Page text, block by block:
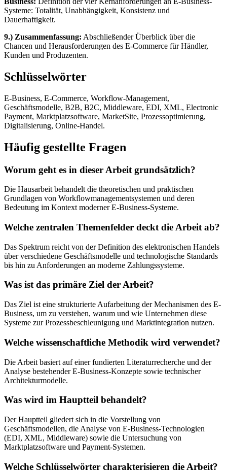
Systeme: Totalität, Unabhängigkeit, Konsistenz und
Dauerhaftigkeit.
9.) Zusammenfassung: Abschließender Überblick über die
Chancen und Herausforderungen des E-Commerce für Händler,
Kunden und Produzenten.
Schlüsselwörter
E-Business, E-Commerce, Workflow-Management,
Geschäftsmodelle, B2B, B2C, Middleware, EDI, XML, Electronic
Payment, Marktplatzsoftware, MarketSite, Prozessoptimierung,
Digitalisierung, Online-Handel.
Häufig gestellte Fragen
Worum geht es in dieser Arbeit grundsätzlich?
Die Hausarbeit behandelt die theoretischen und praktischen
Grundlagen von Workflowmanagementsystemen und deren
Bedeutung im Kontext moderner E-Business-Systeme.
Welche zentralen Themenfelder deckt die Arbeit ab?
Das Spektrum reicht von der Definition des elektronischen Handels
über verschiedene Geschäftsmodelle und technologische Standards
bis hin zu Anforderungen an moderne Zahlungssysteme.
Was ist das primäre Ziel der Arbeit?
Das Ziel ist eine strukturierte Aufarbeitung der Mechanismen des E-
Business, um zu verstehen, warum und wie Unternehmen diese
Systeme zur Prozessbeschleunigung und Marktintegration nutzen.
Welche wissenschaftliche Methodik wird verwendet?
Die Arbeit basiert auf einer fundierten Literaturrecherche und der
Analyse bestehender E-Business-Konzepte sowie technischer
Architekturmodelle.
Was wird im Hauptteil behandelt?
Der Hauptteil gliedert sich in die Vorstellung von
Geschäftsmodellen, die Analyse von E-Business-Technologien
(EDI, XML, Middleware) sowie die Untersuchung von
Marktplatzsoftware und Payment-Systemen.
Welche Schlüsselwörter charakterisieren die Arbeit?